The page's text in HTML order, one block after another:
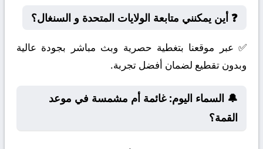
❓ أين يمكنني متابعة الولايات المتحدة و السنغال؟
✅ عبر موقعنا بتغطية حصرية وبث مباشر بجودة عالية
وبدون تقطيع لضمان أفضل تجربة.
🔔 السماء اليوم: غائمة أم مشمسة في موعد
القمة؟